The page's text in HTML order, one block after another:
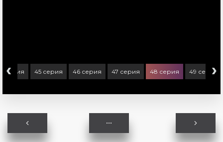
‹
серия 45 серия 46 серия 47 серия 48 серия 49 серия
›